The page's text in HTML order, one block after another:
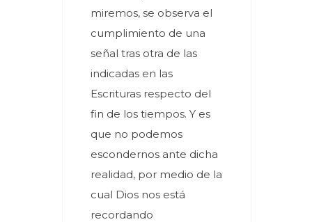
miremos, se observa el
cumplimiento de una
señal tras otra de las
indicadas en las
Escrituras respecto del
fin de los tiempos. Y es
que no podemos
escondernos ante dicha
realidad, por medio de la
cual Dios nos está
recordando